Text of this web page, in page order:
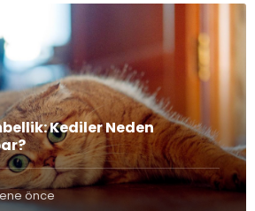
Kediler Neden
önce